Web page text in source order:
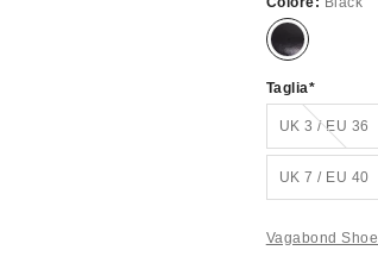
Taglia
UK 3 / EU 36
UK 7 / EU 40
Vagabond